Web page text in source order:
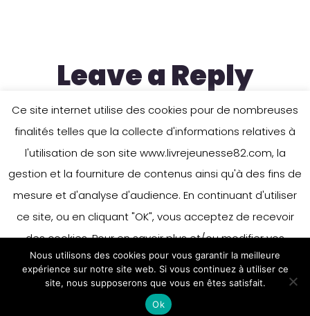
Leave a Reply
You must belogged into post a
comment.
Ce site internet utilise des cookies pour de nombreuses
finalités telles que la collecte d'informations relatives à
l'utilisation de son site www.livrejeunesse82.com, la
gestion et la fourniture de contenus ainsi qu'à des fins de
mesure et d'analyse d'audience. En continuant d'utiliser
ce site, ou en cliquant "OK", vous acceptez de recevoir
des cookies. Pour en savoir plus et/ou modifier vos
préférences en matière de cookies, merci de vous référer
à notre politique sur les cookies.
Accepter
En savoir plus
Nous utilisons des cookies pour vous garantir la meilleure
expérience sur notre site web. Si vous continuez à utiliser ce
site, nous supposerons que vous en êtes satisfait.
Ok